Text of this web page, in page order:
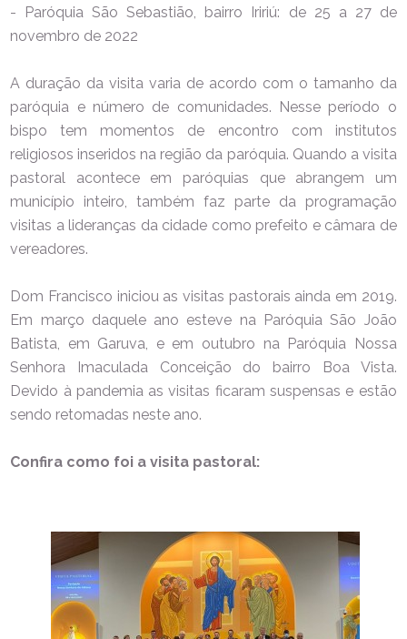
- Paróquia São Sebastião, bairro Iririú: de 25 a 27 de
novembro de 2022
A duração da visita varia de acordo com o tamanho da
paróquia e número de comunidades. Nesse período o
bispo tem momentos de encontro com institutos
religiosos inseridos na região da paróquia. Quando a visita
pastoral acontece em paróquias que abrangem um
município inteiro, também faz parte da programação
visitas a lideranças da cidade como prefeito e câmara de
vereadores.
Dom Francisco iniciou as visitas pastorais ainda em 2019.
Em março daquele ano esteve na Paróquia São João
Batista, em Garuva, e em outubro na Paróquia Nossa
Senhora Imaculada Conceição do bairro Boa Vista.
Devido à pandemia as visitas ficaram suspensas e estão
sendo retomadas neste ano.
Confira como foi a visita pastoral: